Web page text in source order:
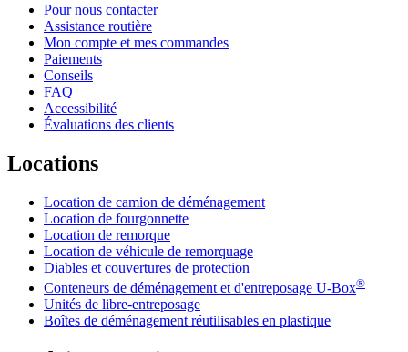
Pour nous contacter
Assistance routière
Mon compte et mes commandes
Paiements
Conseils
FAQ
Accessibilité
Évaluations des clients
Locations
Location de camion de déménagement
Location de fourgonnette
Location de remorque
Location de véhicule de remorquage
Diables et couvertures de protection
Conteneurs de déménagement et d'entreposage U-Box®
Unités de libre-entreposage
Boîtes de déménagement réutilisables en plastique